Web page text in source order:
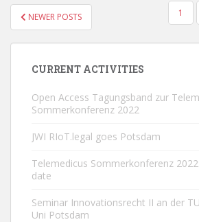
POSTS
PAGINATION
NEWER POSTS 1
CURRENT ACTIVITIES
Open Access Tagungsband zur
Sommerkonferenz 2022
JWI RIoT.legal goes Potsdam
Telemedicus Sommerkonferenz
date
Seminar Innovationsrecht II an der
Uni Potsdam